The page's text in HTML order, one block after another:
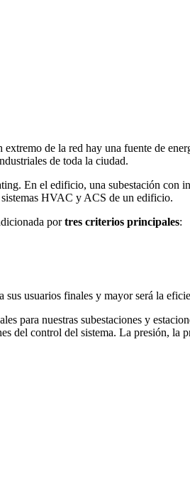
de la red hay una fuente de
de toda la ciudad.
En el edificio, una subestación con
HVAC y ACS de un edificio.
portres criterios principales:
usuarios finales y mayor será la
para nuestras subestaciones y
del control del sistema. La presión,